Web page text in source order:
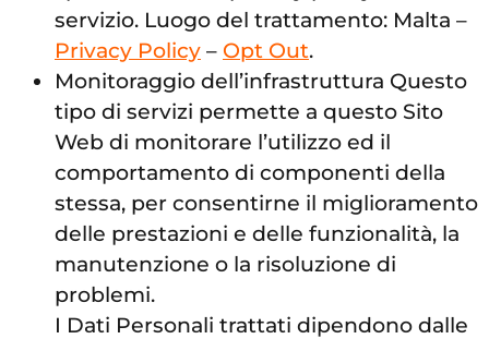
servizio. Luogo del trattamento: Malta –
Privacy Policy – Opt Out.
Monitoraggio dell’infrastruttura Questo
tipo di servizi permette a questo Sito
Web di monitorare l’utilizzo ed il
comportamento di componenti della
stessa, per consentirne il miglioramento
delle prestazioni e delle funzionalità, la
manutenzione o la risoluzione di
problemi.
I Dati Personali trattati dipendono dalle